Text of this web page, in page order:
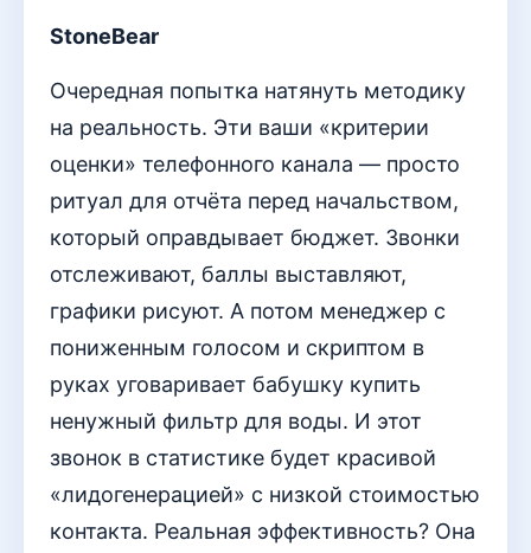
StoneBear
Очередная попытка натянуть методику
на реальность. Эти ваши «критерии
оценки» телефонного канала — просто
ритуал для отчёта перед начальством,
который оправдывает бюджет. Звонки
отслеживают, баллы выставляют,
графики рисуют. А потом менеджер с
пониженным голосом и скриптом в
руках уговаривает бабушку купить
ненужный фильтр для воды. И этот
звонок в статистике будет красивой
«лидогенерацией» с низкой стоимостью
контакта. Реальная эффективность? Она